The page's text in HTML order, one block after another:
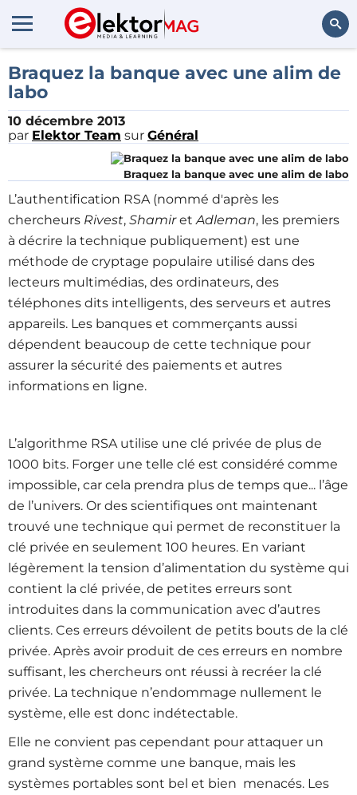
Rechercher
Braquez la banque avec une alim de
labo
10 décembre 2013
par Elektor Team sur Général
Braquez la banque avec une alim de labo
L’authentification RSA (nommé d'après les
chercheurs Rivest, ShamiretAdleman, les premiers
à décrire la technique publiquement) est une
méthode de cryptage populaire utilisé dans des
lecteurs multimédias, des ordinateurs, des
téléphones dits intelligents, des serveurs et autres
appareils. Les banques et commerçants aussi
dépendent beaucoup de cette technique pour
assurer la sécurité des paiements et autres
informations en ligne.
L’algorithme RSA utilise une clé privée de plus de
1000 bits. Forger une telle clé est considéré comme
impossible, car cela prendra plus de temps que... l’âge
de l’univers. Or des scientifiques ont maintenant
trouvé une technique qui permet de reconstituer la
clé privée en seulement 100 heures. En variant
légèrement la tension d’alimentation du système qui
contient la clé privée, de petites erreurs sont
introduites dans la communication avec d’autres
clients. Ces erreurs dévoilent de petits bouts de la clé
privée. Après avoir produit de ces erreurs en nombre
suffisant, les chercheurs ont réussi à recréer la clé
privée. La technique n’endommage nullement le
système, elle est donc indétectable.
Elle ne convient pas cependant pour attaquer un
grand système comme une banque, mais les
systèmes portables sont bel et bien menacés. Les